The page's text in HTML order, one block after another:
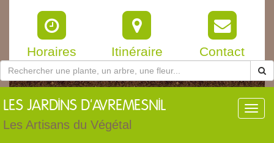
Horaires Itinéraire Contact
LES JARDINS D'AVREMESNIL
Les Artisans du Végétal